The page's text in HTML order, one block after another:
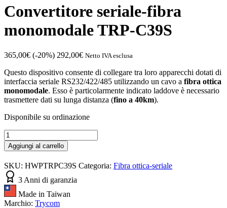
Convertitore seriale-fibra
monomodale TRP-C39S
365,00€ (-20%) 292,00€ Netto IVA esclusa
Questo dispositivo consente di collegare tra loro apparecchi dotati di
interfaccia seriale RS232/422/485 utilizzando un cavo a fibra ottica
monomodale. Esso è particolarmente indicato laddove è necessario
trasmettere dati su lunga distanza (fino a 40km).
Disponibile su ordinazione
Convertitore
seriale-
fibra
monomodale
TRP-
C39S
quantità
Aggiungi al carrello
SKU: HWPTRPC39S Categoria: Fibra ottica-seriale
3 Anni di garanzia
Made in Taiwan
Marchio: Trycom